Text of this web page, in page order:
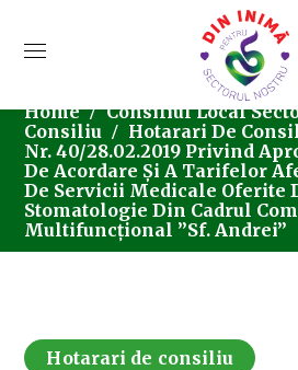
Home Consiliul Local
Consiliu
Hotarari De
Nr. 40/28.02.2019 Privind
De Acordare Și A Tarifelor
De Servicii Medicale Oferite
Stomatologie Din Cadrul
Multifuncțional ”Sf. Andrei”
Hotarari de consiliu